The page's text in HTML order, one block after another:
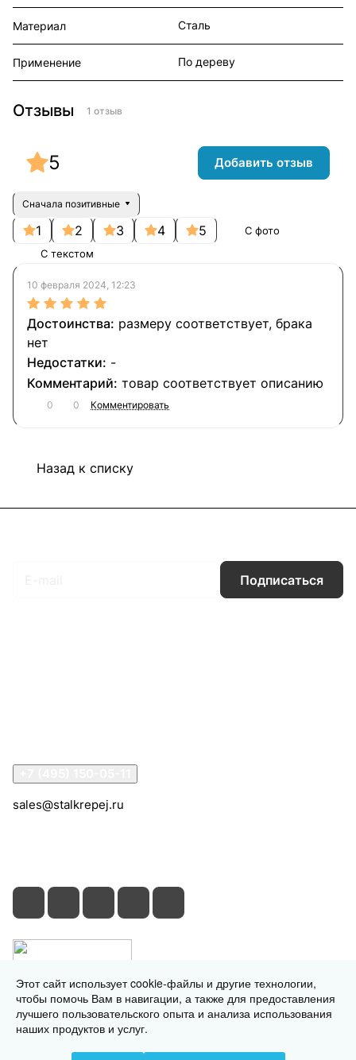
Материал Сталь
Применение По дереву
Отзывы 1 отзыв
Сначала позитивные
1 2 3 4 5
С фото
С текстом
10 февраля 2024, 12:23
размеру соответствует, брака
нет
-
товар соответствует описанию
0 0 Комментировать
5 Добавить отзыв
Назад к списку
Подписаться
sales@stalkrepej.ru
© 2026 © 2026 © СтальКрепеж - интернет-магазин
Этот сайт использует cookie-файлы и другие технологии,
чтобы помочь Вам в навигации, а также для предоставления
лучшего пользовательского опыта и анализа использования
наших продуктов и услуг.